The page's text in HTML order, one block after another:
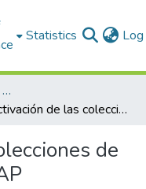
Statistics
1.- Estación Experimental Santa Catalina
Reactivación de las colecciones de germoplasma del INIAP
de